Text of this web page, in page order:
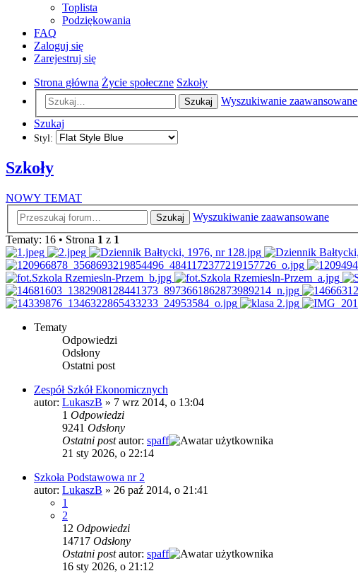
Toplista
Podziękowania
FAQ
Zaloguj się
Zarejestruj się
Strona główna Życie społeczne Szkoły
Szukaj
Wyszukiwanie zaawansowane
Szukaj
Styl:
Szkoły
NOWY TEMAT
Szukaj
Wyszukiwanie zaawansowane
Tematy: 16 • Strona 1 z 1
Tematy
Odpowiedzi
Odsłony
Ostatni post
Zespół Szkół Ekonomicznych
autor: LukaszB » 7 wrz 2014, o 13:04
1 Odpowiedzi
9241 Odsłony
Ostatni postautor: spaff
21 sty 2026, o 22:14
Szkoła Podstawowa nr 2
autor: LukaszB » 26 paź 2014, o 21:41
1
2
12 Odpowiedzi
14717 Odsłony
Ostatni postautor: spaff
16 sty 2026, o 21:12